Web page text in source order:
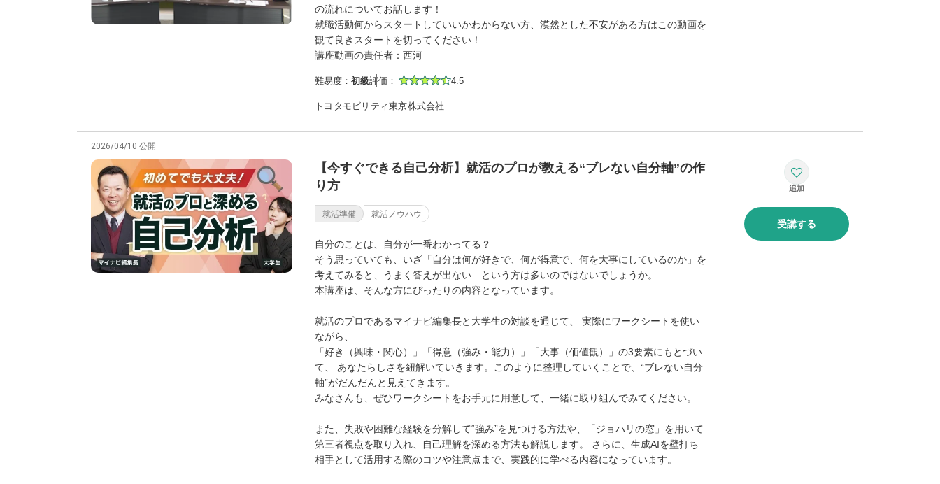
の流れについてお話します！
就職活動何からスタートしていいかわからない方、漠然とした不安がある方はこの動画を
観て良きスタートを切ってください！
講座動画の責任者：西河
難易度： 初級評価： 4.5
トヨタモビリティ東京株式会社
2026/04/10 公開
【今すぐできる自己分析】就活のプロが教える“ブレない自分軸”の作
り方
就活準備 就活ノウハウ
自分のことは、自分が一番わかってる？
そう思っていても、いざ「自分は何が好きで、何が得意で、何を大事にしているのか」を
考えてみると、うまく答えが出ない…という方は多いのではないでしょうか。
本講座は、そんな方にぴったりの内容となっています。
就活のプロであるマイナビ編集長と大学生の対談を通じて、 実際にワークシートを使い
ながら、
「好き（興味・関心）」「得意（強み・能力）」「大事（価値観）」の3要素にもとづい
て、 あなたらしさを紐解いていきます。このように整理していくことで、“ブレない自分
軸”がだんだんと見えてきます。
みなさんも、ぜひワークシートをお手元に用意して、一緒に取り組んでみてください。
また、失敗や困難な経験を分解して“強み”を見つける方法や、「ジョハリの窓」を用いて
第三者視点を取り入れ、自己理解を深める方法も解説します。 さらに、生成AIを壁打ち
相手として活用する際のコツや注意点まで、実践的に学べる内容になっています。
受講する